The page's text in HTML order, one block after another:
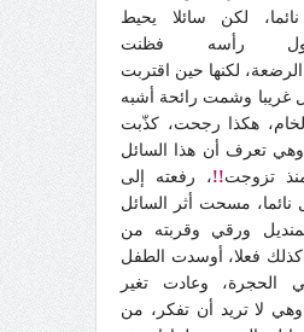
لكن سائلا يحيط
حول رأسه فظنت
الرضعة، لكنها حين اقتربت
غريبا وشمت رائحة أشبه
الخام، هكذا رجحت، كذّبت
وهي تعرف أن هذا السائل
تزوجت!!، رفعته إلى
نائما، مسحت أثر السائل
ورقي وقربته من
كذلك فعلا، أوسدت الطفل
الحجرة، وعادت تغير
وهي لا تريد أن تفكر، من